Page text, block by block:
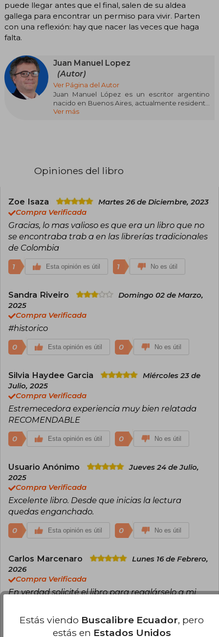
puede llegar antes que el final, salen de su aldea
gallega para encontrar un permiso para vivir. Parten
con una reflexión: hay que nacer las veces que haga
falta.
Juan Manuel Lopez
(Autor)
Ver Página del Autor
Juan Manuel López es un escritor argentino
nacido en Buenos Aires, actualmente residente
en España y descendiente de familias gallegas.
Entre sus obras más destacadas se encuentran
(2019). Estas publicaciones abarcan géneros
como la narrativa contemporánea y la crónica.
Ver más
Opiniones del libro
Zoe Isaza
Martes 26 de Diciembre, 2023
Compra Verificada
Gracias, lo mas valioso es que era un libro que no
se encontraba trab a en las librerías tradicionales
de Colombia
1 Esta opinión es útil 1 No es útil
Sandra Riveiro
Domingo 02 de Marzo,
2025
Compra Verificada
#historico
0 Esta opinión es útil 0 No es útil
Silvia Haydee Garcia
Miércoles 23 de
Julio, 2025
Compra Verificada
Estremecedora experiencia muy bien relatada
RECOMENDABLE
0 Esta opinión es útil 0 No es útil
Usuario Anónimo
Jueves 24 de Julio,
2025
Compra Verificada
Excelente libro. Desde que inicias la lectura
quedas enganchado.
0 Esta opinión es útil 0 No es útil
Carlos Marcenaro
Lunes 16 de Febrero,
2026
Compra Verificada
En verdad solicité el libro para regalárselo a mi
gallegos y hacía tiempo quería leerlo. Ella quedó
muy emocionada con el mismo por la historia y los
Estás viendo Buscalibre Ecuador, pero
estás en Estados Unidos